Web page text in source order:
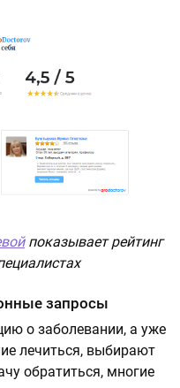
показывает рейтинг
запросы
о заболевании, а уже
лечиться, выбирают
обратиться, многие